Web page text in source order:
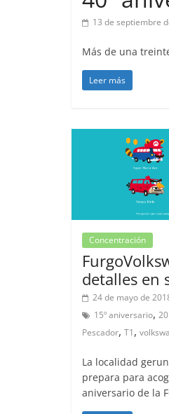
13 de septiembre
Más de una
Leer más
Concentración
detalles en
24 de mayo de
15º aniversario,
Pescador, T1,
La localidad
prepara para
aniversario de la